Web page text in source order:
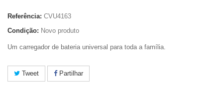
Referência: CVU4163
Condição: Novo produto
Um carregador de bateria universal para toda a família.
Tweet Partilhar